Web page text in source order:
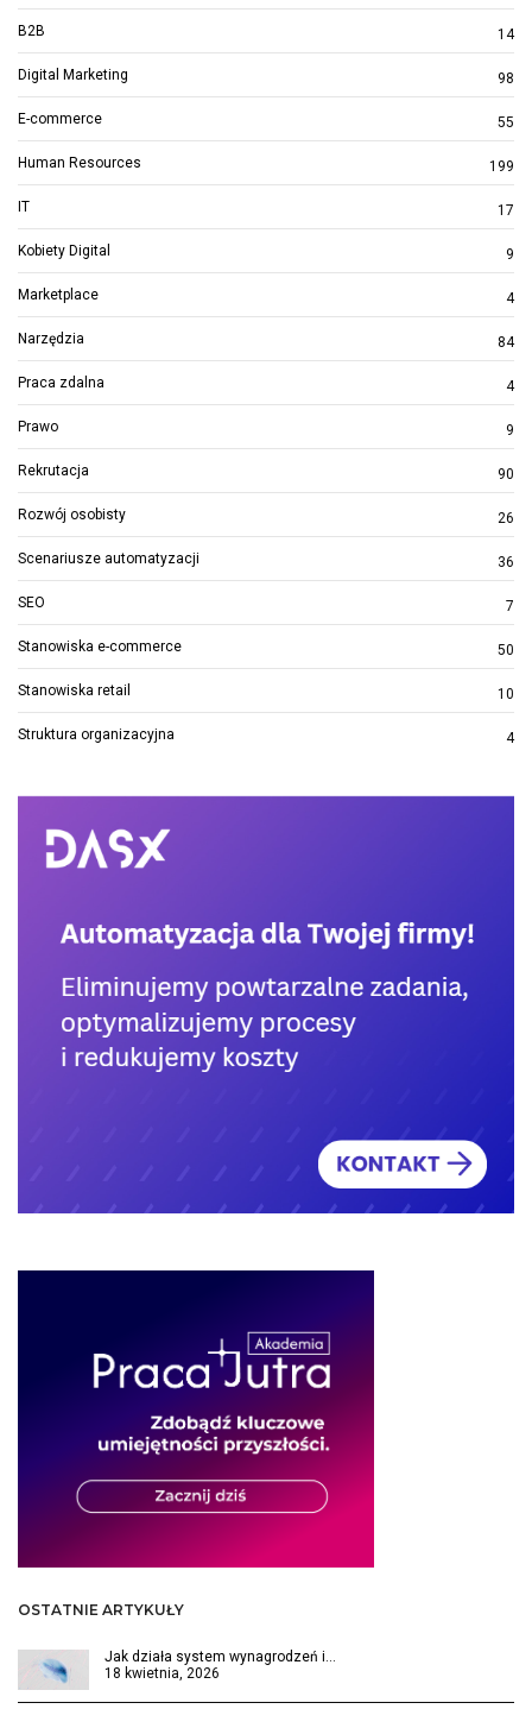
B2B 14
Digital Marketing 98
E-commerce 55
Human Resources 199
IT 17
Kobiety Digital 9
Marketplace 4
Narzędzia 84
Praca zdalna 4
Prawo 9
Rekrutacja 90
Rozwój osobisty 26
Scenariusze automatyzacji 36
SEO 7
Stanowiska e-commerce 50
Stanowiska retail 10
Struktura organizacyjna 4
OSTATNIE ARTYKUŁY
Jak działa system wynagrodzeń i…
18 kwietnia, 2026